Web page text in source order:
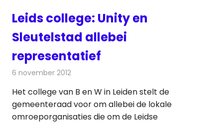
Leids college: Unity en
Sleutelstad allebei
representatief
6 november 2012
Het college van B en W in Leiden stelt de
gemeenteraad voor om allebei de lokale
omroeporganisaties die om de Leidse